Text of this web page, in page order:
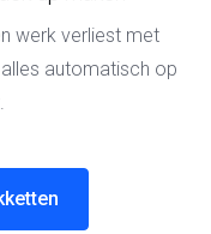
werk verliest met
automatisch op